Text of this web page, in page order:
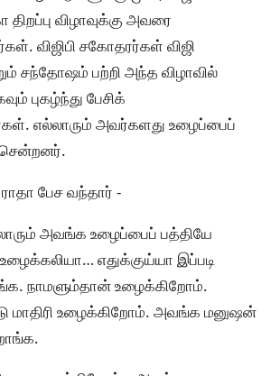
விழாவுக்கு அவரை
விஜிபி சகோதரர்கள் விஜி
சந்தோஷம் பற்றி அந்த விழாவில்
புகழ்ந்து பேசிக்
எல்லாரும் அவர்களது உழைப்பைப்
சென்றனர்.
பேச வந்தார் -
அவங்க உழைப்பைப் பத்தியே
எதுக்குய்யா இப்படி
நாமளும்தான் உழைக்கிறோம்.
மாதிரி உழைக்கிறோம். அவங்க மனுஷன்